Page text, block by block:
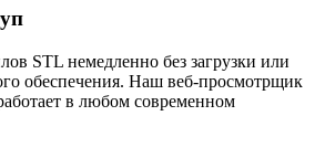
STL немедленно без загрузки или
обеспечения. Наш веб-просмотрщик
в любом современном